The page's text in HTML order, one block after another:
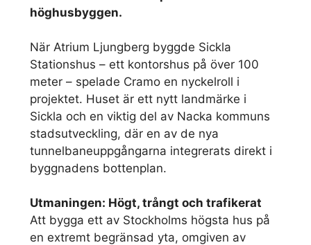
höghusbyggen.
När Atrium Ljungberg byggde Sickla
Stationshus – ett kontorshus på över 100
meter – spelade Cramo en nyckelroll i
projektet. Huset är ett nytt landmärke i
Sickla och en viktig del av Nacka kommuns
stadsutveckling, där en av de nya
tunnelbaneuppgångarna integrerats direkt i
byggnadens bottenplan.
Utmaningen: Högt, trångt och trafikerat
Att bygga ett av Stockholms högsta hus på
en extremt begränsad yta, omgiven av